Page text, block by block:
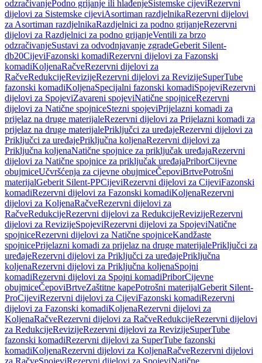
odzračivanjePodno grijanje ili hlađenjeSistemske cijeviRezervni
dijelovi za Sistemske cijeviAsortiman razdjelnikaRezervni dijelovi
za Asortiman razdjelnikaRazdjelnici za podno grijanjeRezervni
dijelovi za Razdjelnici za podno grijanjeVentili za brzo
odzračivanjeSustavi za odvodnjavanje zgradeGeberit Silent-
db20CijeviFazonski komadiRezervni dijelovi za Fazonski
komadiKoljenaRačveRezervni dijelovi za
RačveRedukcijeRevizijeRezervni dijelovi za RevizijeSuperTube
fazonski komadiKoljenaSpecijalni fazonski komadiSpojeviRezervni
dijelovi za SpojeviZavareni spojeviNatične spojniceRezervni
dijelovi za Natične spojniceStezni spojeviPrijelazni komadi za
prijelaz na druge materijaleRezervni dijelovi za Prijelazni komadi za
prijelaz na druge materijalePriključci za uređajeRezervni dijelovi za
Priključci za uređajePriključna koljenaRezervni dijelovi za
Priključna koljenaNatične spojnice za priključak uređajaRezervni
dijelovi za Natične spojnice za priključak uređajaPriborCijevne
obujmiceUčvršćenja za cijevne obujmiceČepoviBrtvePotrošni
materijalGeberit Silent-PPCijeviRezervni dijelovi za CijeviFazonski
komadiRezervni dijelovi za Fazonski komadiKoljenaRezervni
dijelovi za KoljenaRačveRezervni dijelovi za
RačveRedukcijeRezervni dijelovi za RedukcijeRevizijeRezervni
dijelovi za RevizijeSpojeviRezervni dijelovi za SpojeviNatične
spojniceRezervni dijelovi za Natične spojniceKandžaste
spojnicePrijelazni komadi za prijelaz na druge materijalePriključci za
uređajeRezervni dijelovi za Priključci za uređajePriključna
koljenaRezervni dijelovi za Priključna koljenaSpojni
komadiRezervni dijelovi za Spojni komadiPriborCijevne
obujmiceČepoviBrtveZaštitne kapePotrošni materijalGeberit Silent-
ProCijeviRezervni dijelovi za CijeviFazonski komadiRezervni
dijelovi za Fazonski komadiKoljenaRezervni dijelovi za
KoljenaRačveRezervni dijelovi za RačveRedukcijeRezervni dijelovi
za RedukcijeRevizijeRezervni dijelovi za RevizijeSuperTube
fazonski komadiRezervni dijelovi za SuperTube fazonski
komadiKoljenaRezervni dijelovi za KoljenaRačveRezervni dijelovi
za RačveSpojeviRezervni dijelovi za SpojeviNatične